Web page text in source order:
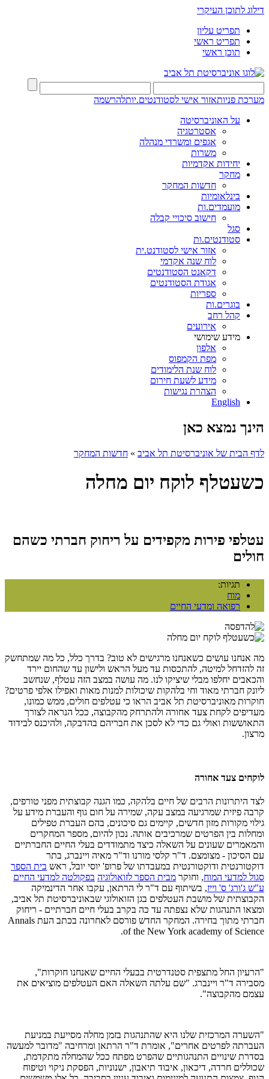
דילוג לתוכן העיקרי
תפריט עליון
תפריט ראשי
תוכן ראשי
מערכת פניותאזור אישי לסטודנטים.יותלהרשמה
על האוניברסיטה
אסטרטגיה
אגפים ומשרדי מנהלה
משרות
יחידות אקדמיות
מחקר
חדשות המחקר
בינלאומיות
מועמדים.ות
חישוב סיכויי קבלה
סגל
סטודנטים.ות
אזור אישי לסטודנט.ית
לוח שנה אקדמי
דקאנט הסטודנטים
אגודת הסטודנטים
ספריות
בוגרים.ות
קהל רחב
אירועים
מידע שימושי
אלפון
מפת הקמפוס
לוח שנת הלימודים
מידע לשעת חירום
הצהרת נגישות
English
הינך נמצא כאן
לדף הבית של אוניברסיטת תל אביב » חדשות המחקר
כשעטלף לוקח יום מחלה
עטלפי פירות מקפידים על ריחוק חברתי כשהם
חולים
תגיות:
מוח
רפואה ומדעי החיים
מה אנחנו עושים כשאנחנו מרגישים לא טוב? בדרך כלל, כל מה שמתחשק
זה להזדחל למיטה, להתכסות עד מעל הראש ולישון עד שהחום יירד
והכאבים יחלפו מבלי שיציקו לנו. מה עושה במצב הזה עטלף, שנחשב
ליונק חברתי מאוד וחי בלהקות שיכולות למנות מאות ואפילו אלפי פרטים?
חוקרות מאוניברסיטת תל אביב הראו כי עטלפים חולים, ממש כמונו,
מעדיפים לקחת צעד אחורה ולהתרחק מהקבוצה, ככל הנראה לצורך
התאוששות ואולי גם כדי לא לסכן את חבריהם בהדבקה, ולהיכנס לבידוד
מרצון.
לוקחים צעד אחורה
לצד היתרונות הרבים של חיים בלהקה, כמו הגנה קבוצתית מפני טורפים,
קרבה פיזית שמרגיעה במצב עקה, שמירה על חום גוף והעברת מידע על
גילוי מקורות מזון חדשים, קיימים גם סיכונים, בהם העברת טפילים
ומחלות בין הפרטים שמרכיבים אותה. נכון להיום, מספר המחקרים
והמאמרים שעונים על השאלה כיצד מתמודדים בעלי החיים החברתיים
עם הסיכון - מצומצם. ד"ר קלסי מורנו וד"ר מאיה ויינברג, בתר
דוקטורנטית ודוקטורנטית במעבדתו של פרופ' יוסי יובל, ראש בית הספר
סגול למדעי המוח, וחוקר מבית הספר לזואולוגיה בפקולטה למדעי החיים
ע"ש ג'ורג' ס' וייז, בשיתוף עם ד"ר לי הרתאן, עקבו אחר הדינמיקה
הקבוצתית של מושבת העטלפים בגן הזואולוגי שבאוניברסיטת תל אביב,
ומצאו התנהגות שלא נצפתה עד כה בקרב בעלי חיים חברתיים - ריחוק
חברתי מתוך בחירה. המחקר החדש פורסם לאחרונה בכתב העת Annals
of the New York academy of Science
.
"הרעיון החל מתצפית סטנדרטית בבעלי החיים שאנחנו חוקרות",
מסבירה ד"ר ויינברג. "שם עלתה השאלה האם העטלפים מוציאים את
עצמם מהקבוצה".
"השערה המרכזית שלנו היא שהתנהגות בזמן מחלה מסייעת במניעת
העברתה לפרטים אחרים", אומרת ד"ר הרתאן ומרחיבה "מדובר למעשה
בסדרת שינויים התנהגותיים שהפרט מפתח ככל שהמחלה מתקדמת,
שכוללים חרדה, דיכאון, איבוד תיאבון, ישנוניות, הפסקת ניקוי וטיפוח